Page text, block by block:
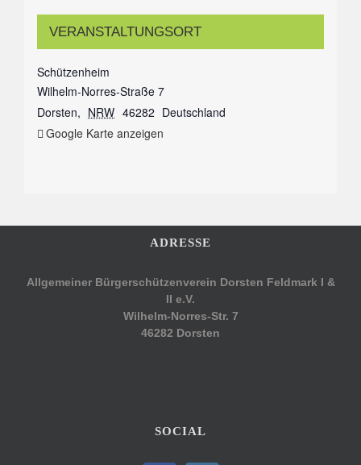
VERANSTALTUNGSORT
Schützenheim
Wilhelm-Norres-Straße 7
Dorsten, NRW 46282 Deutschland
Google Karte anzeigen
ADRESSE
Allgemeiner Bürgerschützenverein Dorsten Feldmark I &
II e.V.
Wilhelm-Norres-Str. 7
46282 Dorsten
SOCIAL